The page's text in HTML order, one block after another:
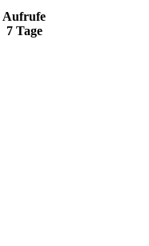
Aufrufe
7 Tage